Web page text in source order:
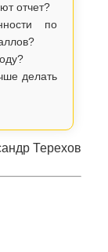
отчет?
по
делать
Терехов